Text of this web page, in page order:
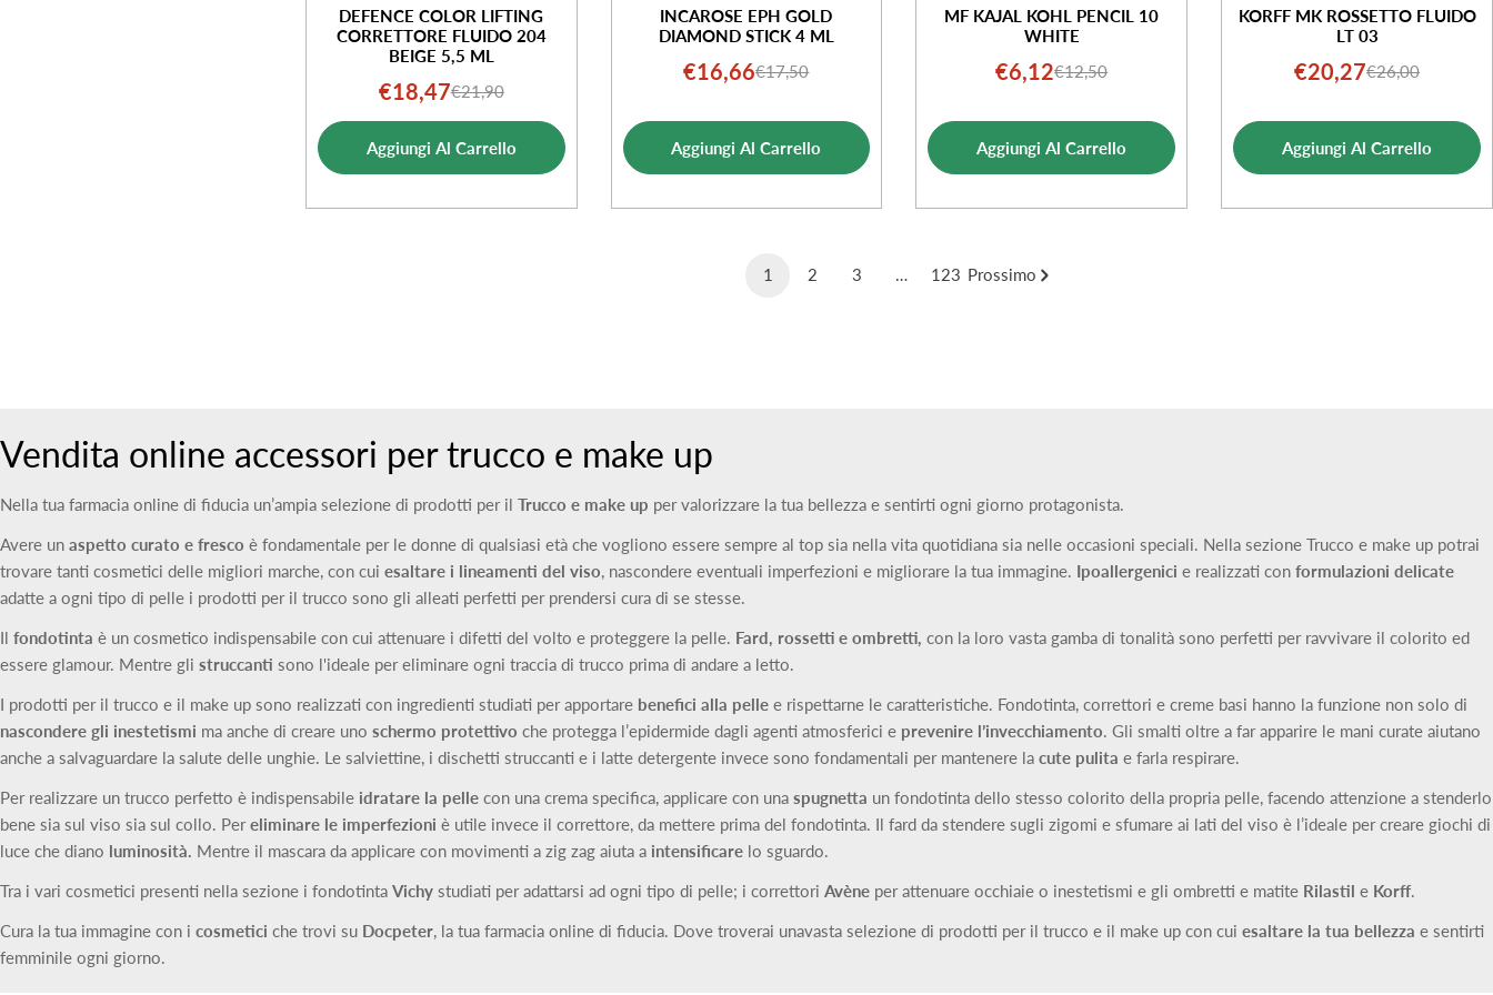
DEFENCE COLOR LIFTING
CORRETTORE FLUIDO 204
BEIGE 5,5 ML
Prezzo
di
vendita
€18,47Prezzo
normale
€21,90
Aggiungi Al Carrello
INCAROSE EPH GOLD
DIAMOND STICK 4 ML
Prezzo
vendita
€16,66Prezzo
€17,50
Aggiungi Al Carrello
MF KAJAL KOHL PENCIL 10
WHITE
Prezzo
vendita
€6,12Prezzo
€12,50
Aggiungi Al Carrello
KORFF MK ROSSETTO FLUIDO
LT 03
Prezzo
vendita
€20,27Prezzo
€26,00
Aggiungi Al Carrello
1 2 3 … 123 Prossimo
Vendita online accessori per trucco e make up
Nella tua farmacia online di fiducia un’ampia selezione di prodotti per il Trucco e make up per valorizzare la tua bellezza e sentirti ogni giorno protagonista.
Avere un aspetto curato e fresco è fondamentale per le donne di qualsiasi età che vogliono essere sempre al top sia nella vita quotidiana sia nelle occasioni speciali. Nella sezione Trucco e make up potrai
trovare tanti cosmetici delle migliori marche, con cui esaltare i lineamenti del viso, nascondere eventuali imperfezioni e migliorare la tua immagine. Ipoallergenici e realizzati con formulazioni delicate
adatte a ogni tipo di pelle i prodotti per il trucco sono gli alleati perfetti per prendersi cura di se stesse.
Il fondotinta è un cosmetico indispensabile con cui attenuare i difetti del volto e proteggere la pelle. Fard, rossetti e ombretti, con la loro vasta gamba di tonalità sono perfetti per ravvivare il colorito ed
essere glamour. Mentre gli struccanti sono l'ideale per eliminare ogni traccia di trucco prima di andare a letto.
I prodotti per il trucco e il make up sono realizzati con ingredienti studiati per apportare benefici alla pelle e rispettarne le caratteristiche. Fondotinta, correttori e creme basi hanno la funzione non solo di
nascondere gli inestetismi ma anche di creare uno schermo protettivo che protegga l’epidermide dagli agenti atmosferici e prevenire l’invecchiamento. Gli smalti oltre a far apparire le mani curate aiutano
anche a salvaguardare la salute delle unghie. Le salviettine, i dischetti struccanti e i latte detergente invece sono fondamentali per mantenere la cute pulita e farla respirare.
Per realizzare un trucco perfetto è indispensabile idratare la pelle con una crema specifica, applicare con una spugnetta un fondotinta dello stesso colorito della propria pelle, facendo attenzione a stenderlo
bene sia sul viso sia sul collo. Pereliminare le imperfezioni è utile invece il correttore, da mettere prima del fondotinta. Il fard da stendere sugli zigomi e sfumare ai lati del viso è l’ideale per creare giochi di
luce che diano luminosità. Mentre il mascara da applicare con movimenti a zig zag aiuta a intensificare lo sguardo.
Tra i vari cosmetici presenti nella sezione i fondotinta Vichy studiati per adattarsi ad ogni tipo di pelle; i correttori Avène per attenuare occhiaie o inestetismi e gli ombretti e matite Rilastil e Korff.
Cura la tua immagine con i cosmetici che trovi su Docpeter, la tua farmacia online di fiducia. Dove troverai unavasta selezione di prodotti per il trucco e il make up con cui esaltare la tua bellezza e sentirti
femminile ogni giorno.